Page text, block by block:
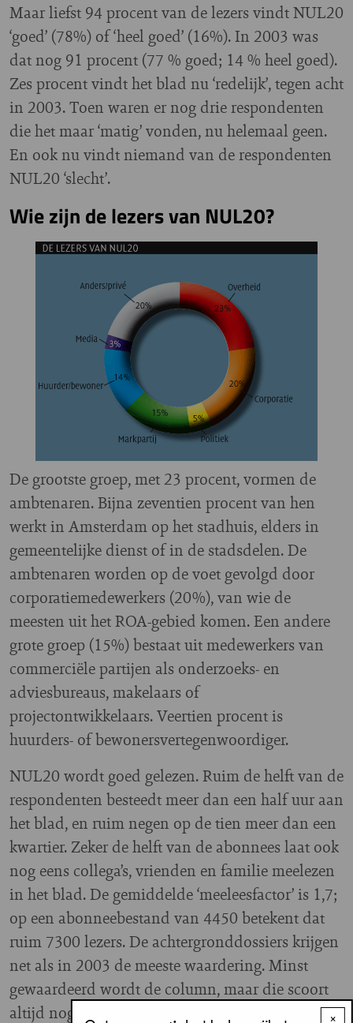
Maar liefst 94 procent van de lezers vindt NUL20
‘goed’ (78%) of ‘heel goed’ (16%). In 2003 was
dat nog 91 procent (77 % goed; 14 % heel goed).
Zes procent vindt het blad nu ‘redelijk’, tegen acht
in 2003. Toen waren er nog drie respondenten
die het maar ‘matig’ vonden, nu helemaal geen.
En ook nu vindt niemand van de respondenten
NUL20 ‘slecht’.
Wie zijn de lezers van NUL20?
De grootste groep, met 23 procent, vormen de
ambtenaren. Bijna zeventien procent van hen
werkt in Amsterdam op het stadhuis, elders in
gemeentelijke dienst of in de stadsdelen. De
ambtenaren worden op de voet gevolgd door
corporatiemedewerkers (20%), van wie de
meesten uit het ROA-gebied komen. Een andere
grote groep (15%) bestaat uit medewerkers van
commerciële partijen als onderzoeks- en
adviesbureaus, makelaars of
projectontwikkelaars. Veertien procent is
huurders- of bewonersvertegenwoordiger.
NUL20 wordt goed gelezen. Ruim de helft van de
respondenten besteedt meer dan een half uur aan
het blad, en ruim negen op de tien meer dan een
kwartier. Zeker de helft van de abonnees laat ook
nog eens collega’s, vrienden en familie meelezen
in het blad. De gemiddelde ‘meeleesfactor’ is 1,7;
op een abonneebestand van 4450 betekent dat
ruim 7300 lezers. De achtergronddossiers krijgen
net als in 2003 de meeste waardering. Minst
gewaardeerd wordt de column, maar die scoort
altijd nog ‘redelijk tot goed’.
×